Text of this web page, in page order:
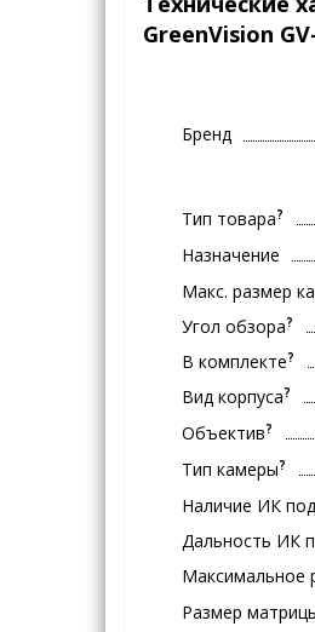
GreenVision
Бренд
Тип товара?
Назначение
Макс. размер
Угол обзора?
В комплекте?
Вид корпуса?
Объектив?
Тип камеры?
Наличие ИК
Дальность ИК
Максимальное
Размер